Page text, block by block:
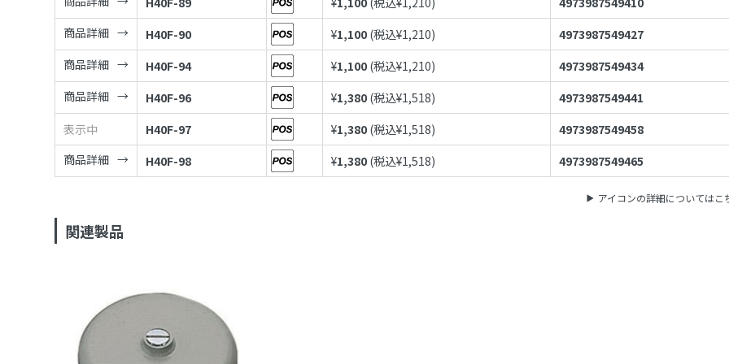
商品詳細
H40F-90 ¥1,100 (税込¥1,210)
4973987549427
商品詳細
H40F-94 ¥1,100 (税込¥1,210)
4973987549434
商品詳細
H40F-96 ¥1,380 (税込¥1,518)
4973987549441
表示中
H40F-97 ¥1,380 (税込¥1,518)
4973987549458
商品詳細
H40F-98 ¥1,380 (税込¥1,518) 4973987549465
アイコンの詳細についてはこ
関連製品